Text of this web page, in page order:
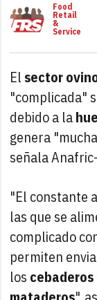
Food
Retail
&
Service
El sector
"complicada"
debido a la
genera
señala
"El constante
las que se
complicado
permiten
los cebaderos